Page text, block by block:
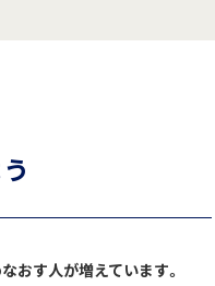
おす人が増えています。